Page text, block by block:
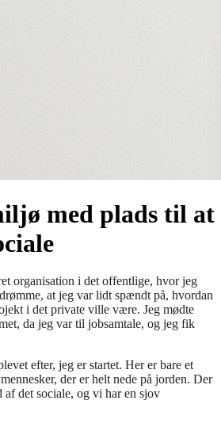
med plads til at
organisation i det offentlige, hvor jeg
at jeg var lidt spændt på, hvordan
i det private ville være. Jeg mødte
da jeg var til jobsamtale, og jeg fik
efter, jeg er startet. Her er bare et
der er helt nede på jorden. Der
det sociale, og vi har en sjov